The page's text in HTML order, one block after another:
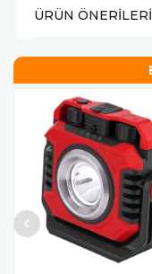
ÜRÜN ÖNERILERI